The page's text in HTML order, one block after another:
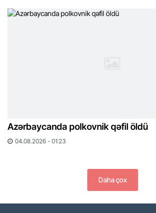
Azərbaycanda polkovnik qəfil öldü
04.08.2026 - 01:23
Daha çox